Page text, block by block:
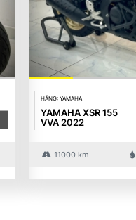
HÃNG: YAMAHA
YAMAHA XSR 155
VVA 2022
11000 km